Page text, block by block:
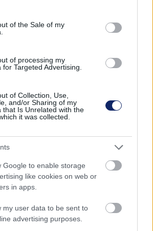
specified purposes in below Google
of the Sale of my
of processing my
Targeted Advertising.
of Collection, Use,
and/or Sharing of my
that Is Unrelated with the
it was collected.
Google to enable storage
like cookies on web or
in apps.
my user data to be sent to
advertising purposes.
lehetőség arra, hogy új
fel történelmünkről. Az
felhúzott épületek rejtett kincsei
segítségével tárhatók fel,
építészek és mérnökök munkáját